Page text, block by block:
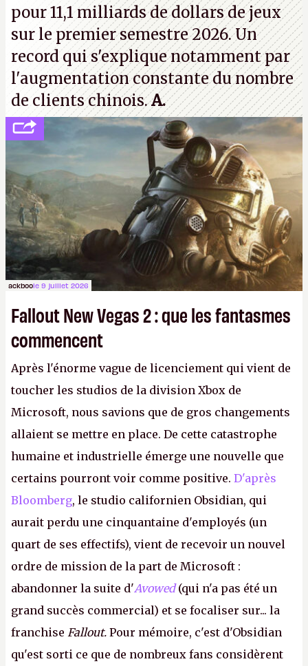
pour 11,1 milliards de dollars de jeux
sur le premier semestre 2026. Un
record qui s'explique notamment par
l'augmentation constante du nombre
de clients chinois.A.
ackboole 9 juillet 2026
Fallout New Vegas 2 : que les fantasmes
commencent
Après l'énorme vague de licenciement qui vient de
toucher les studios de la division Xbox de
Microsoft, nous savions que de gros changements
allaient se mettre en place. De cette catastrophe
humaine et industrielle émerge une nouvelle que
certains pourront voir comme positive. D'après
Bloomberg, le studio californien Obsidian, qui
aurait perdu une cinquantaine d'employés (un
quart de ses effectifs), vient de recevoir un nouvel
ordre de mission de la part de Microsoft :
abandonner la suite d'Avowed(qui n'a pas été un
grand succès commercial) et se focaliser sur... la
franchise Fallout. Pour mémoire, c'est d'Obsidian
qu'est sorti ce que de nombreux fans considèrent